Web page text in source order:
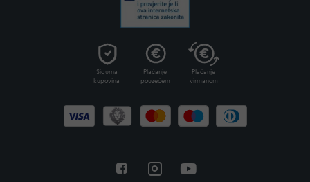
Sigurna
kupovina
Plaćanje
pouzećem
Plaćanje
virmanom